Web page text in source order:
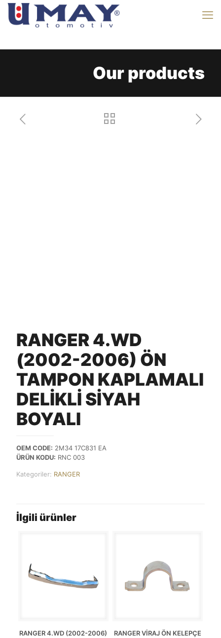
Our products
RANGER 4.WD
(2002-2006) ÖN
TAMPON KAPLAMALI
DELİKLİ SİYAH
BOYALI
OEM CODE: 2M34 17C831 EA
ÜRÜN KODU: RNC 003
Kategoriler: RANGER
İlgili ürünler
RANGER 4.WD (2002-2006)
RANGER VİRAJ ÖN KELEPÇE